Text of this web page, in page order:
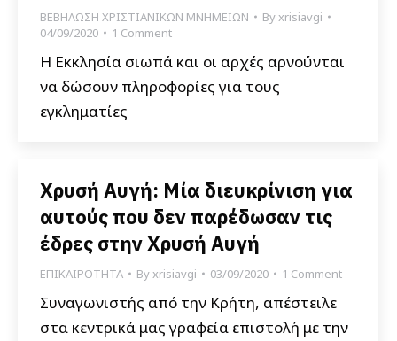
ΒΕΒΗΛΩΣΗ ΧΡΙΣΤΙΑΝΙΚΩΝ ΜΝΗΜΕΙΩΝ Byxrisiavgi
04/09/2020
1 Comment
Η Εκκλησία σιωπά και οι αρχές αρνούνται
να δώσουν πληροφορίες για τους
εγκληματίες
Χρυσή Αυγή: Μία διευκρίνιση για
αυτούς που δεν παρέδωσαν τις
έδρες στην Χρυσή Αυγή
ΕΠΙΚΑΙΡΟΤΗΤΑ Byxrisiavgi 03/09/2020 1 Comment
Συναγωνιστής από την Κρήτη, απέστειλε
στα κεντρικά μας γραφεία επιστολή με την